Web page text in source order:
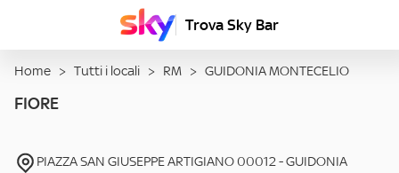
Trova Sky Bar
Home > Tutti i locali > RM > GUIDONIA MONTECELIO
FIORE
PIAZZA SAN GIUSEPPE ARTIGIANO 00012-GUIDONIA